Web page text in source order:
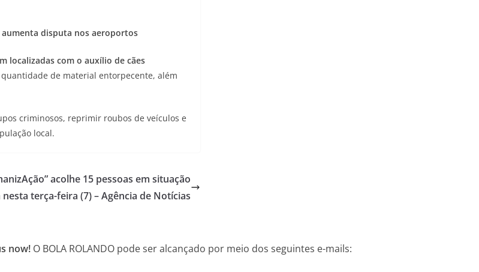
aumenta disputa nos aeroportos
localizadas com o auxílio de cães
de material entorpecente, além
criminosos, reprimir roubos de veículos e
local.
acolhe 15 pessoas em situação
terça-feira (7) – Agência de Notícias
now! O BOLA ROLANDO pode ser alcançado por meio dos seguintes e-mails: